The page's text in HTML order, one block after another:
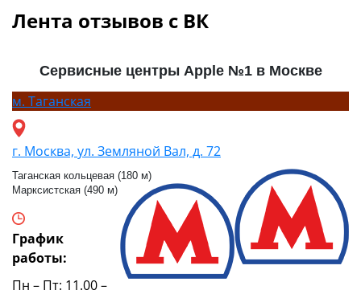
Лента отзывов с ВК
Сервисные центры Apple №1 в Москве
м. Таганская
г. Москва, ул. Земляной Вал, д. 72
Таганская кольцевая (180 м)
Марксистская (490 м)
График
работы:
Пн – Пт: 11.00 –